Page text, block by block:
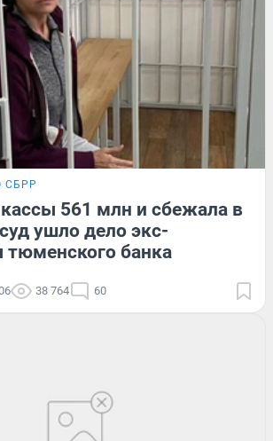
СБРР
561 млн и сбежала в
ушло дело экс-
тюменского банка
38 764 60